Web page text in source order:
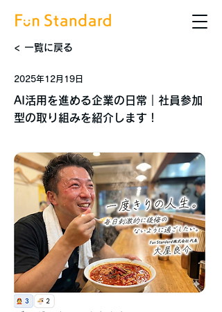
< 一覧に戻る
2025年12月19日
AI活用を進める企業の日常｜社員参加
型の取り組みを紹介します！